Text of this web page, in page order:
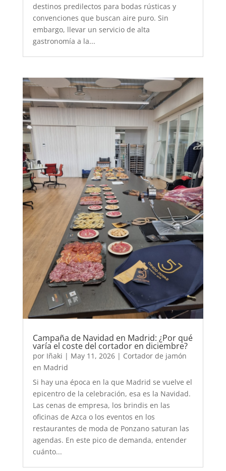
destinos predilectos para bodas rústicas y
convenciones que buscan aire puro. Sin
embargo, llevar un servicio de alta
gastronomía a la...
Campaña de Navidad en Madrid: ¿Por qué
varía el coste del cortador en diciembre?
por Iñaki | May 11, 2026| Cortador de jamón
en Madrid
Si hay una época en la que Madrid se vuelve el
epicentro de la celebración, esa es la Navidad.
Las cenas de empresa, los brindis en las
oficinas de Azca o los eventos en los
restaurantes de moda de Ponzano saturan las
agendas. En este pico de demanda, entender
cuánto...